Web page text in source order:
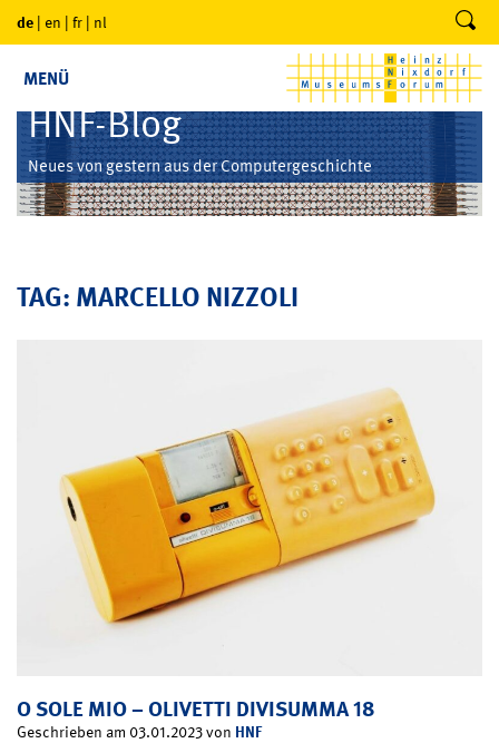
de | en | fr | nl
MENÜ
HNF-Blog
Neues von gestern aus der Computergeschichte
TAG: MARCELLO NIZZOLI
O SOLE MIO – OLIVETTI DIVISUMMA 18
Geschrieben am 03.01.2023 von HNF